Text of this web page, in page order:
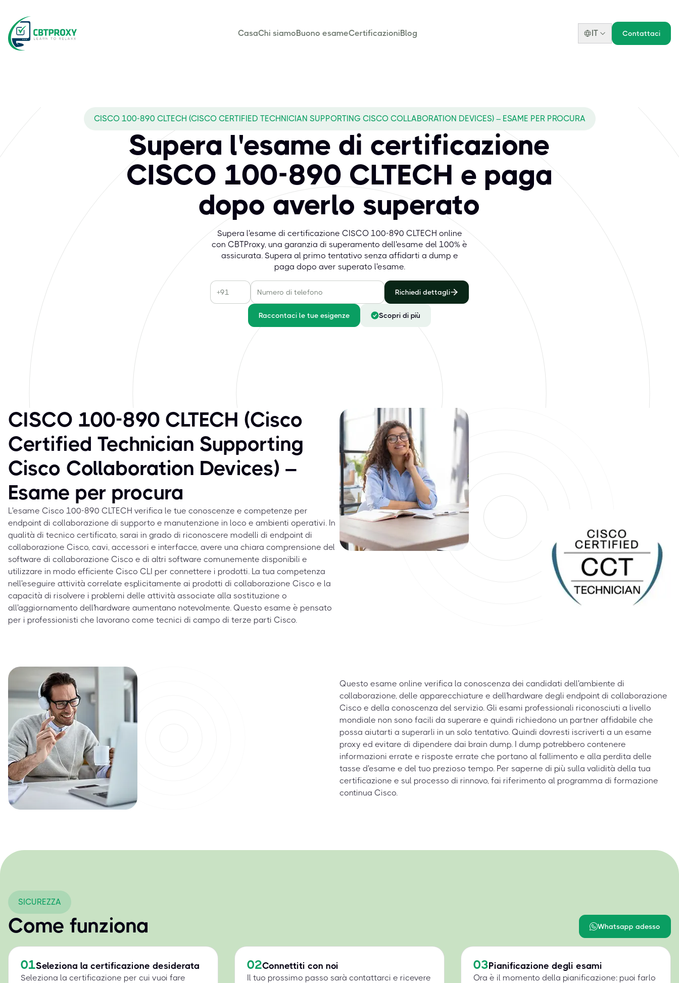
CasaChi siamoBuono esameCertificazioniBlog IT Contattaci
CISCO 100-890 CLTECH (CISCO CERTIFIED TECHNICIAN SUPPORTING CISCO COLLABORATION DEVICES) – ESAME PER PROCURA
Supera l'esame di certificazione
CISCO 100-890 CLTECH e paga
dopo averlo superato
Supera l'esame di certificazione CISCO 100-890 CLTECH online
con CBTProxy, una garanzia di superamento dell'esame del 100% è
assicurata. Supera al primo tentativo senza affidarti a dump e
paga dopo aver superato l'esame.
Richiedi dettagli
Raccontaci le tue esigenze Scopri di più
CISCO 100-890 CLTECH (Cisco
Certified Technician Supporting
Cisco Collaboration Devices) –
Esame per procura
L'esame Cisco 100-890 CLTECH verifica le tue conoscenze e competenze per
endpoint di collaborazione di supporto e manutenzione in loco e ambienti operativi. In
qualità di tecnico certificato, sarai in grado di riconoscere modelli di endpoint di
collaborazione Cisco, cavi, accessori e interfacce, avere una chiara comprensione del
software di collaborazione Cisco e di altri software comunemente disponibili e
utilizzare in modo efficiente Cisco CLI per connettere i prodotti. La tua competenza
nell'eseguire attività correlate esplicitamente ai prodotti di collaborazione Cisco e la
capacità di risolvere i problemi delle attività associate alla sostituzione o
all'aggiornamento dell'hardware aumentano notevolmente. Questo esame è pensato
per i professionisti che lavorano come tecnici di campo di terze parti Cisco.
Questo esame online verifica la conoscenza dei candidati dell'ambiente di
collaborazione, delle apparecchiature e dell'hardware degli endpoint di collaborazione
Cisco e della conoscenza del servizio. Gli esami professionali riconosciuti a livello
mondiale non sono facili da superare e quindi richiedono un partner affidabile che
possa aiutarti a superarli in un solo tentativo. Quindi dovresti iscriverti a un esame
proxy ed evitare di dipendere dai brain dump. I dump potrebbero contenere
informazioni errate e risposte errate che portano al fallimento e alla perdita delle
tasse d'esame e del tuo prezioso tempo. Per saperne di più sulla validità della tua
certificazione e sul processo di rinnovo, fai riferimento al programma di formazione
continua Cisco.
SICUREZZA
Come funziona Whatsapp adesso
01Seleziona la certificazione desiderata
Seleziona la certificazione per cui vuoi fare
02Connettiti con noi
Il tuo prossimo passo sarà contattarci e ricevere
03Pianificazione degli esami
Ora è il momento della pianificazione: puoi farlo